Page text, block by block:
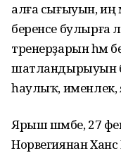
алға сығыуын, иң
беренсе булырға
тренерҙарын һәм
шатландырыуын
һаулыҡ, именлек,
Ярыш шәмбе, 27
Норвегиянан